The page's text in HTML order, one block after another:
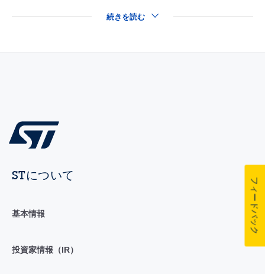
続きを読む
STについて
基本情報
投資家情報（IR）
フィードバック